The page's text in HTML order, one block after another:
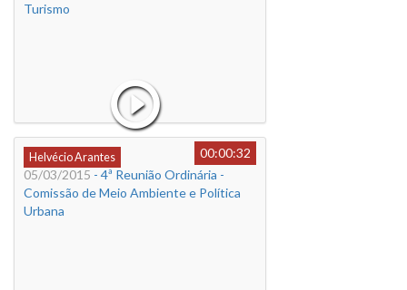
Turismo
Helvécio Arantes
00:00:32
05/03/2015 - 4ª Reunião Ordinária -
Comissão de Meio Ambiente e Política
Urbana